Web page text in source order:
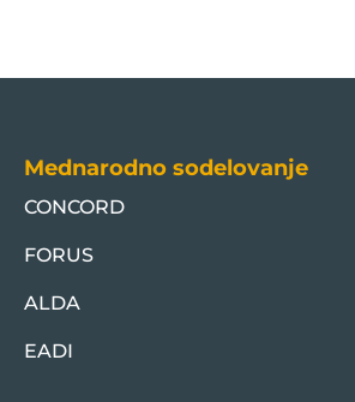
Mednarodno sodelovanje
CONCORD
FORUS
ALDA
EADI